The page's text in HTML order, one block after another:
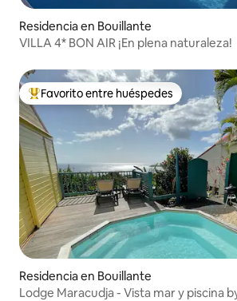
Residencia en Bouillante
VILLA 4* BON AIR ¡En plena naturaleza!
De los mejores en Favorito entre
Favorito entre huéspedes
Residencia en Bouillante
Lodge Maracudja -